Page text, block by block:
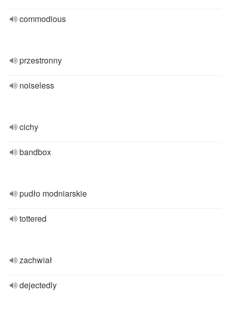
commodious
przestronny
noiseless
cichy
bandbox
pudło modniarskie
tottered
zachwiał
dejectedly